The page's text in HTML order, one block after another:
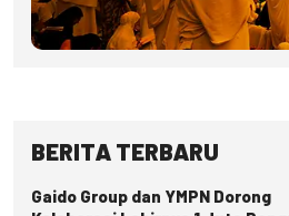
BERITA TERBARU
Gaido Group dan YMPN Dorong